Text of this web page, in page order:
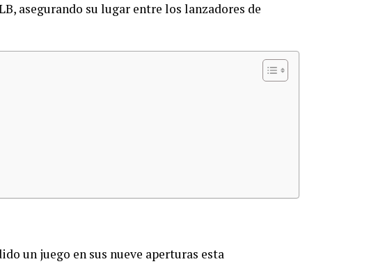
asegurando su lugar entre los lanzadores de
un juego en sus nueve aperturas esta